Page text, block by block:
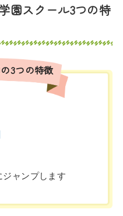
園スクール3つの特
3つの特徴
ャンプします